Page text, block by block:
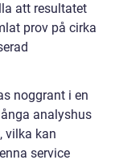
att resultatet
prov på cirka
noggrant i en
analyshus
vilka kan
service